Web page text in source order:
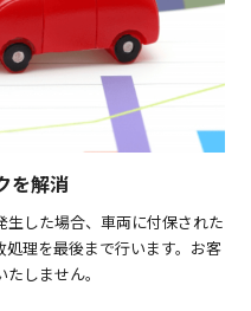
を解消
した場合、車両に付保された
理を最後まで行います。お客
しません。